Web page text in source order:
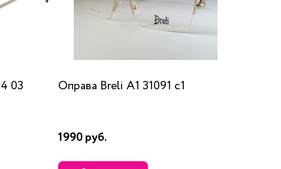
03 Оправа Breli A1 31091 c1
1990 руб.